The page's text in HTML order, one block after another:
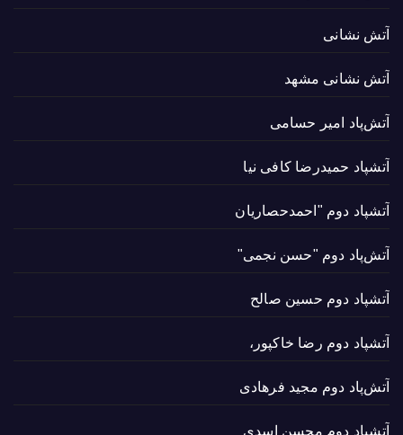
آتش نشانی
آتش نشانی مشهد
آتش‌پاد امیر حسامی
آتشپاد حميدرضا کافی نیا
آتشپاد دوم "احمدحصاریان
آتش‌پاد دوم "حسن نجمی"
آتشپاد دوم حسین صالح
آتشپاد دوم رضا خاکپور،
آتش‌پاد دوم مجید فرهادی
آتشپاد دوم محسن اسدی